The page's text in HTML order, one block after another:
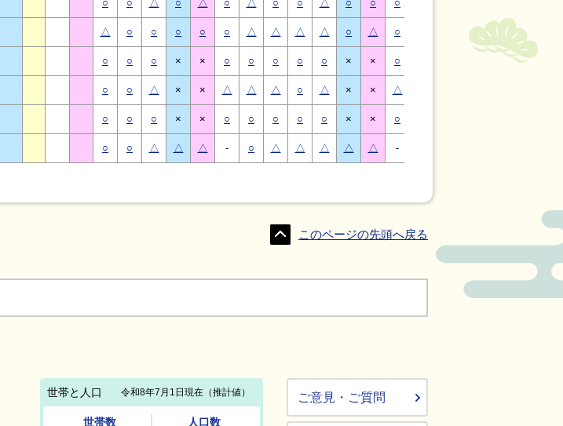
○ ○ △ ○ △ ○ △ ○ ○ △ ○ ○ ○
△ ○ ○ ○ ○ ○ △ △ △ △ ○ △ ○ △ △ ○
○ ○ ○ × × ○ ○ ○ ○ ○ × × ○ ×
○ ○ △ × × △ △ △ ○ △ × × △
○ ○ ○ × × ○ ○ ○ ○ ○ × × ○
○ ○ △ △ △ - ○ △ △ △ △ △ -
このページの先頭へ戻る
ご意見・ご質問